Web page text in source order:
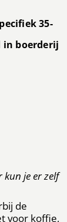
35-
in boerderij
kun je er zelf
de
voor koffie,